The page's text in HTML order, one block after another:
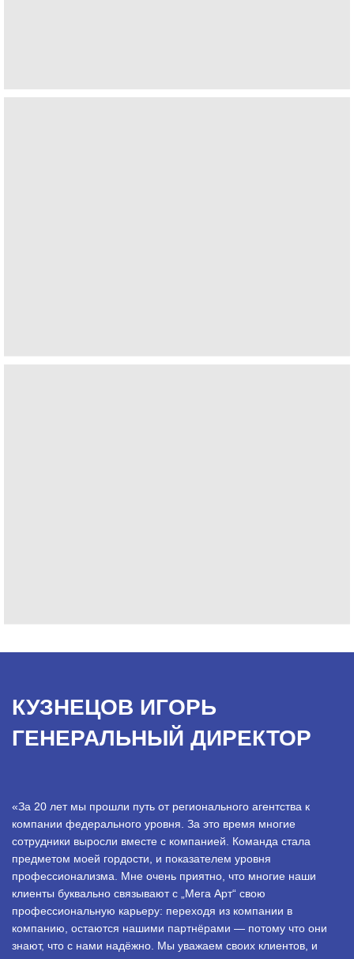
КУЗНЕЦОВ ИГОРЬ
ГЕНЕРАЛЬНЫЙ ДИРЕКТОР
«За 20 лет мы прошли путь от регионального агентства к
компании федерального уровня. За это время многие
сотрудники выросли вместе с компанией. Команда стала
предметом моей гордости, и показателем уровня
профессионализма. Мне очень приятно, что многие наши
клиенты буквально связывают с „Мега Арт“ свою
профессиональную карьеру: переходя из компании в
компанию, остаются нашими партнёрами — потому что они
знают, что с нами надёжно. Мы уважаем своих клиентов, и